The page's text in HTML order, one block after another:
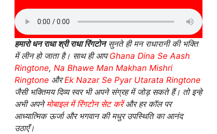
हमारो धन राधा श्री राधा रिंगटोनसुनते ही मन राधारानी की भक्ति
में लीन हो जाता है। साथ ही आपGhana Dina Se Aash
Ringtone, Na Bhawe Man Makhan Mishri
Ringtone औरEk Nazar Se Pyar Utarata Ringtone
जैसी भक्तिमय दिव्य स्वर भी अपने संग्रह में जोड़ सकते हैं। तो इन्हे
अभी अपनेमोबाइल में रिंगटोन सेट करेंऔर हर कॉल पर
आध्यात्मिक ऊर्जा और भगवान की मधुर उपस्थिति का आनंद
उठाएँ।